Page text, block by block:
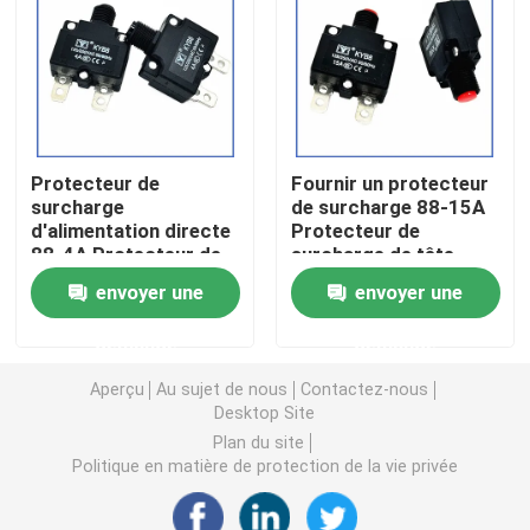
Puce de chauffage PTC
Thermistance de SMD NTC
Le thermistore NTC de puissance
Varistance CMS
Protecteur de
surcharge
d'alimentation directe
88-4A Protecteur de
surcharge de tête
noire Réinitialiser
manuellement le
envoyer une
Fournir un protecteur
de surcharge 88-15A
Protecteur de
surcharge de tête
rouge Réset manuel de
disjoncteur CC
envoyer une
Aperçu Au sujet de nous
Contactez-nous
Desktop Site
Plan du site
Politique en matière de protection de la vie privée